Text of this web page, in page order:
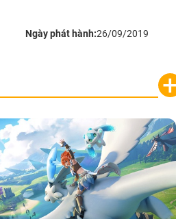
Ngày phát hành:26/09/2019